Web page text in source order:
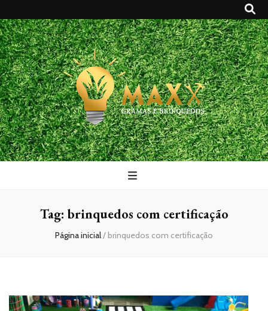
Maxx Gramas
Blog
Tag: brinquedos com certificação
Página inicial/ brinquedos com certificação